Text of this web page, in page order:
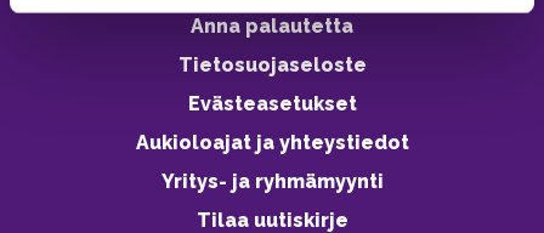
Anna palautetta
Tietosuojaseloste
Evästeasetukset
Aukioloajat ja yhteystiedot
Yritys- ja ryhmämyynti
Tilaa uutiskirje